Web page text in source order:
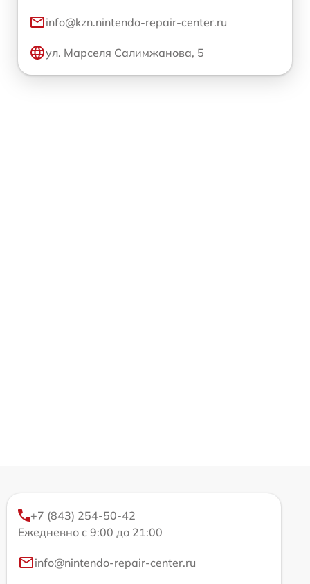
info@kzn.nintendo-repair-center.ru
ул. Марселя Салимжанова, 5
+7 (843) 254-50-42
Ежедневно с 9:00 до 21:00
info@nintendo-repair-center.ru